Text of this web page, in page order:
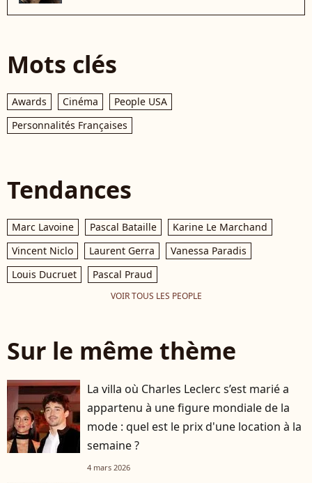
Mots clés
Awards Cinéma
People USA
Personnalités Françaises
Tendances
Marc Lavoine Pascal Bataille
Karine Le Marchand
Vincent Niclo
Laurent Gerra
Vanessa Paradis
Louis Ducruet
Pascal Praud
VOIR TOUS LES PEOPLE
Sur le même thème
La villa où Charles Leclerc s’est marié a
appartenu à une figure mondiale de la
mode : quel est le prix d'une location à la
semaine ?
4 mars 2026